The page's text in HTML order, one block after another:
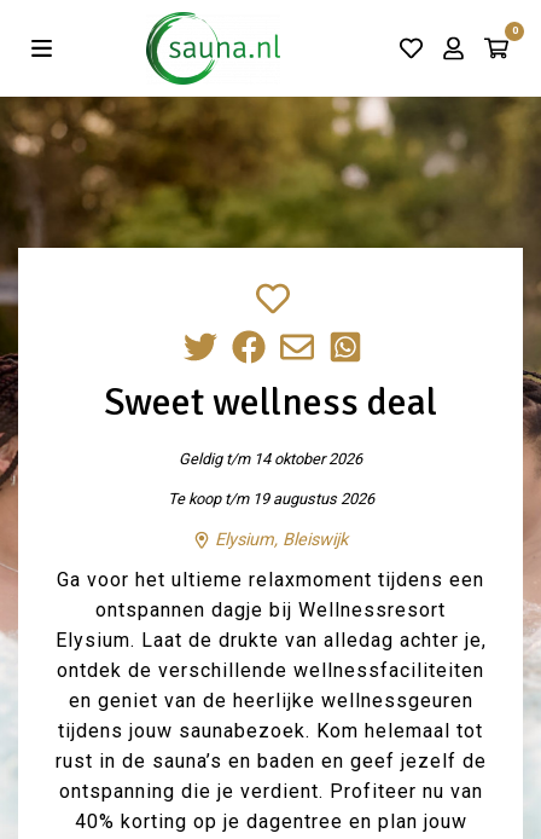
0
Vind de beste acties in één klik!
Sweet wellness deal
Geldig t/m 14 oktober 2026
Te koop t/m 19 augustus 2026
Elysium, Bleiswijk
Ga voor het ultieme relaxmoment tijdens een
ontspannen dagje bij Wellnessresort
Elysium. Laat de drukte van alledag achter je,
ontdek de verschillende wellnessfaciliteiten
en geniet van de heerlijke wellnessgeuren
tijdens jouw saunabezoek. Kom helemaal tot
rust in de sauna’s en baden en geef jezelf de
ontspanning die je verdient. Profiteer nu van
40% korting op je dagentree en plan jouw